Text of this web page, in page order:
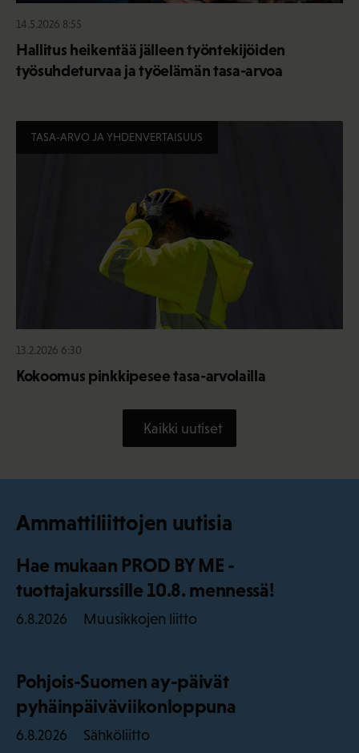
14.5.2026 8:55
Hallitus heikentää jälleen työntekijöiden
työsuhdeturvaa ja työelämän tasa-arvoa
TASA-ARVO JA YHDENVERTAISUUS
13.2.2026 6:30
Kokoomus pinkkipesee tasa-arvolailla
Kaikki uutiset
Ammattiliittojen uutisia
Hae mukaan PROD BY ME -
tuottajakurssille 10.8. mennessä!
6.8.2026 Muusikkojen liitto
Pohjois-Suomen ay-päivät
pyhäinpäiväviikonloppuna
6.8.2026 Sähköliitto